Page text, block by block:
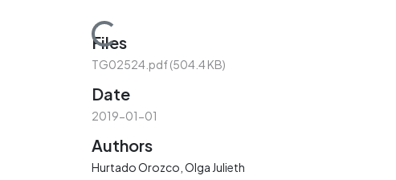
Loading...
Files
TG02524.pdf(504.4 KB)
Date
2019-01-01
Authors
Hurtado Orozco, Olga Julieth